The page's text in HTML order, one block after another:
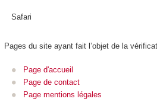
Safari
Pages du site ayant fait l’objet de la
Page d'accueil
Page de contact
Page mentions légales